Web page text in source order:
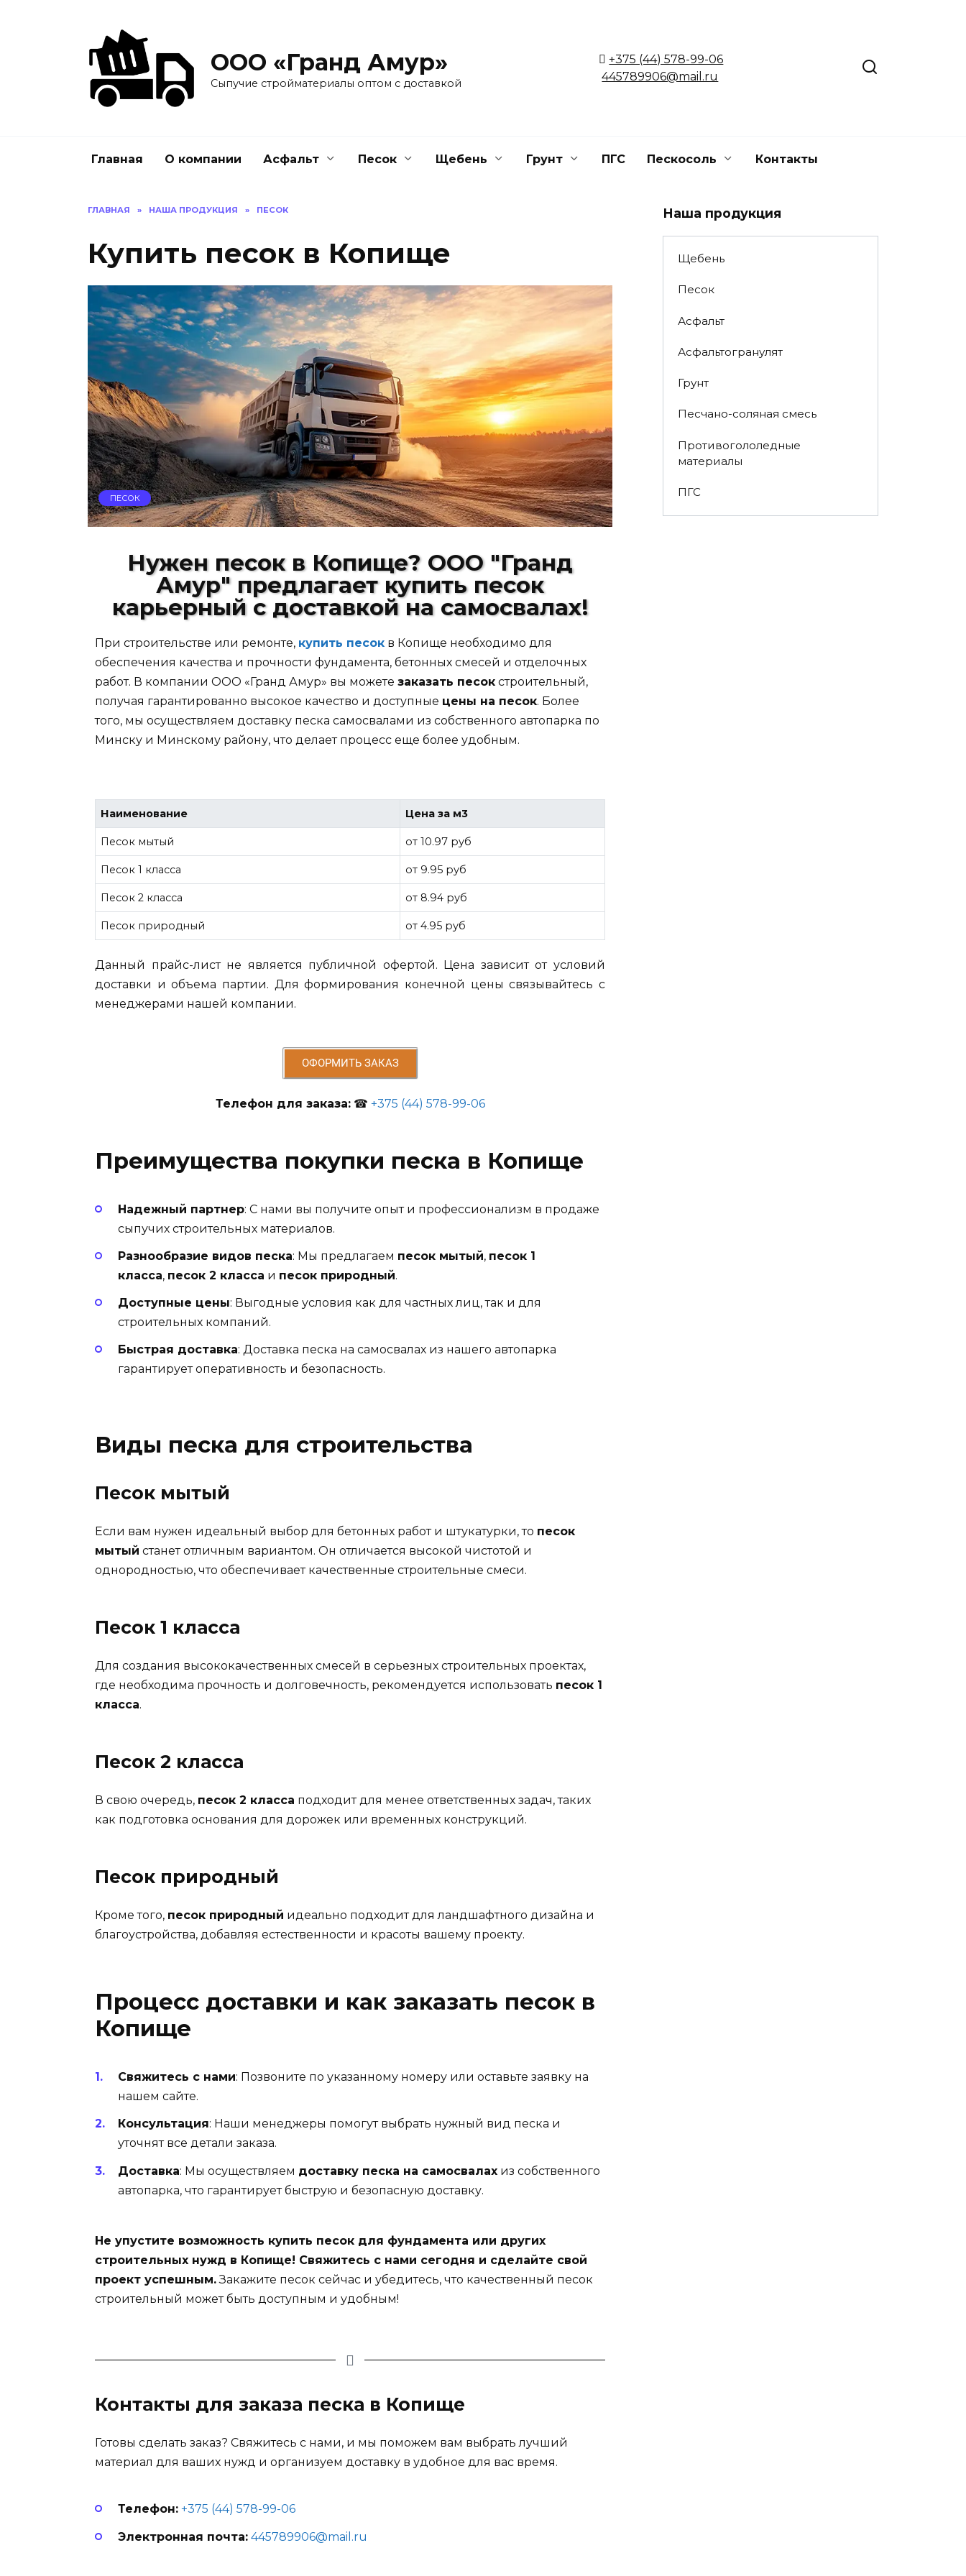
ООО «Гранд Амур»
Сыпучие стройматериалы оптом с доставкой
+375 (44) 578-99-06
445789906@mail.ru
Главная О компании Асфальт Песок Щебень Грунт ПГС Пескосоль Контакты
ГЛАВНАЯ » НАША ПРОДУКЦИЯ » ПЕСОК
Купить песок в Копище
ПЕСОК
Нужен песок в Копище? ООО "Гранд
Амур" предлагает купить песок
карьерный с доставкой на самосвалах!
При строительстве или ремонте, купить песок в Копище необходимо для
обеспечения качества и прочности фундамента, бетонных смесей и отделочных
работ. В компании ООО «Гранд Амур» вы можете заказать песок строительный,
получая гарантированно высокое качество и доступные цены на песок. Более
того, мы осуществляем доставку песка самосвалами из собственного автопарка по
Минску и Минскому району, что делает процесс еще более удобным.
Наименование Цена за м3
Песок мытый от 10.97 руб
Песок 1 класса от 9.95 руб
Песок 2 класса от 8.94 руб
Песок природный от 4.95 руб
Данный прайс-лист не является публичной офертой. Цена зависит от условий
доставки и объема партии. Для формирования конечной цены связывайтесь с
менеджерами нашей компании.
ОФОРМИТЬ ЗАКАЗ
Телефон для заказа:☎ +375 (44) 578-99-06
Преимущества покупки песка в Копище
Надежный партнер: С нами вы получите опыт и профессионализм в продаже
сыпучих строительных материалов.
Разнообразие видов песка: Мы предлагаем песок мытый, песок 1
класса, песок 2 класса и песок природный.
Доступные цены: Выгодные условия как для частных лиц, так и для
строительных компаний.
Быстрая доставка: Доставка песка на самосвалах из нашего автопарка
гарантирует оперативность и безопасность.
Виды песка для строительства
Песок мытый
Если вам нужен идеальный выбор для бетонных работ и штукатурки, то песок
мытый станет отличным вариантом. Он отличается высокой чистотой и
однородностью, что обеспечивает качественные строительные смеси.
Песок 1 класса
Для создания высококачественных смесей в серьезных строительных проектах,
где необходима прочность и долговечность, рекомендуется использовать песок 1
класса.
Песок 2 класса
В свою очередь, песок 2 класса подходит для менее ответственных задач, таких
как подготовка основания для дорожек или временных конструкций.
Песок природный
Кроме того, песок природный идеально подходит для ландшафтного дизайна и
благоустройства, добавляя естественности и красоты вашему проекту.
Процесс доставки и как заказать песок в
Копище
Свяжитесь с нами: Позвоните по указанному номеру или оставьте заявку на
нашем сайте.
Консультация: Наши менеджеры помогут выбрать нужный вид песка и
уточнят все детали заказа.
Доставка: Мы осуществляем доставку песка на самосвалах из собственного
автопарка, что гарантирует быструю и безопасную доставку.
Не упустите возможность купить песок для фундамента или других
строительных нужд в Копище! Свяжитесь с нами сегодня и сделайте свой
проект успешным.Закажите песок сейчас и убедитесь, что качественный песок
строительный может быть доступным и удобным!
Контакты для заказа песка в Копище
Готовы сделать заказ? Свяжитесь с нами, и мы поможем вам выбрать лучший
материал для ваших нужд и организуем доставку в удобное для вас время.
Телефон: +375 (44) 578-99-06
Электронная почта: 445789906@mail.ru
Наша продукция
Щебень
Песок
Асфальт
Асфальтогранулят
Грунт
Песчано-соляная смесь
Противогололедные
материалы
ПГС